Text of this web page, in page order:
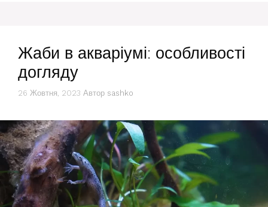
Жаби в акваріумі: особливості
догляду
26 Жовтня, 2023 Автор sashko